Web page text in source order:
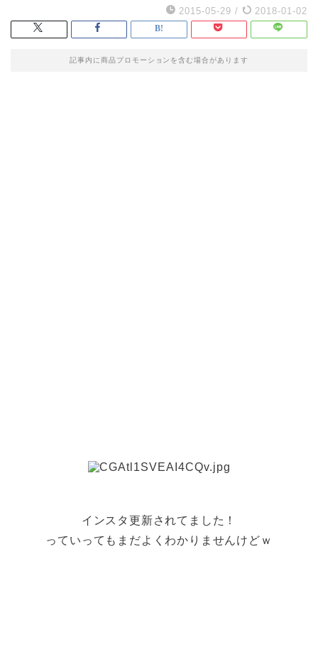
2015-05-29 / 2018-01-02
記事内に商品プロモーションを含む場合があります
インスタ更新されてました！
っていってもまだよくわかりませんけどｗ